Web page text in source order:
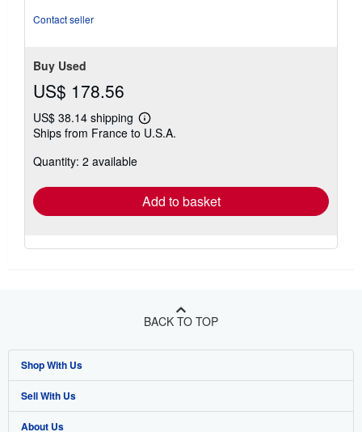
Contact seller
Buy Used
US$ 178.56
US$ 38.14 shipping
Learn
more
Ships from France to U.S.A.
Quantity: 2 available
Add to basket
BACK TO TOP
Shop With Us
Advanced Search
Browse Collections
Sell With Us
Start Selling
About Us